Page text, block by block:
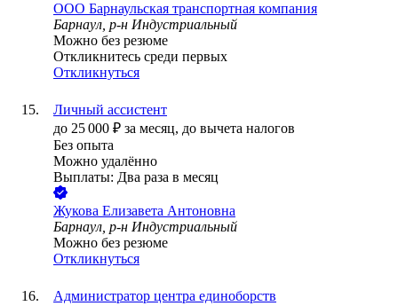
ООО Барнаульская транспортная компания
Барнаул, р-н Индустриальный
Можно без резюме
Откликнитесь среди первых
Откликнуться
Личный ассистент
до 25 000 ₽ за месяц, до вычета налогов
Без опыта
Можно удалённо
Выплаты: Два раза в месяц
Жукова Елизавета Антоновна
Барнаул, р-н Индустриальный
Можно без резюме
Откликнуться
Администратор центра единоборств